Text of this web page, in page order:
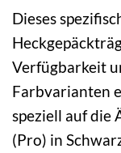
Dieses
Verfügbarkeit
Farbvarianten
speziell auf die
(Pro) in